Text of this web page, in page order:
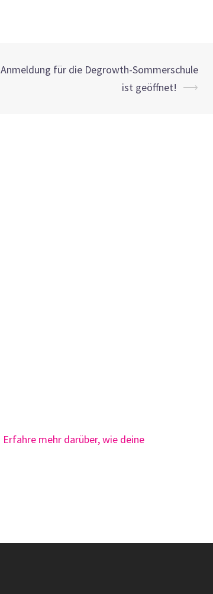
Anmeldung für die Degrowth-Sommerschule
ist geöffnet! ⟶
Erfahre mehr darüber, wie deine